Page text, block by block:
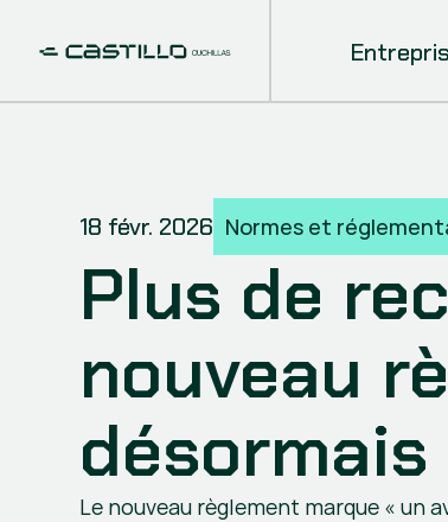
18 févr. 2026 Normes et
Plus de
nouveau
Le nouveau règlement marque « un